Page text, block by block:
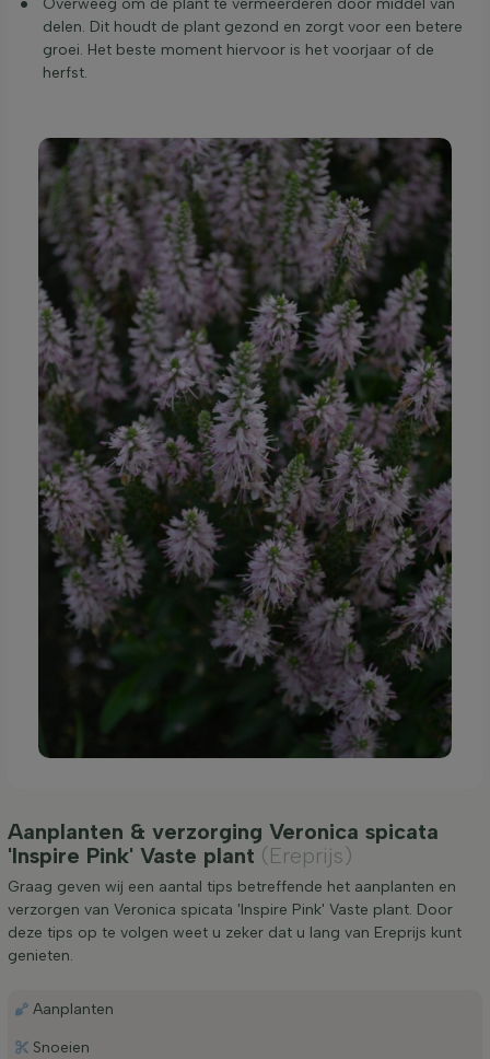
Overweeg om de plant te vermeerderen door middel van
delen. Dit houdt de plant gezond en zorgt voor een betere
groei. Het beste moment hiervoor is het voorjaar of de
herfst.
Aanplanten & verzorging Veronica spicata
'Inspire Pink' Vaste plant (Ereprijs)
Graag geven wij een aantal tips betreffende het aanplanten en
verzorgen van Veronica spicata 'Inspire Pink' Vaste plant. Door
deze tips op te volgen weet u zeker dat u lang van Ereprijs kunt
genieten.
Aanplanten
Snoeien